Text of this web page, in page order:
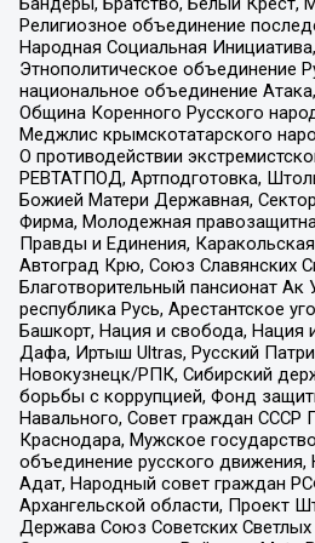
Религиозное объединение
Народная Социальная
Этнополитическое объединение
национальное объединение
Община Коренного Русского
Меджлис крымскотатарского
О противодействии
РЕВТАТПОД, Артподготовка,
Божией Матери Державная,
Фирма, Молодежная
Правды и Единения, Каракольская
Автоград Крю, Союз Славянских
Благотворительный пансионат Ак
республика Русь, Арестантское
Башкорт, Нация и свобода, Нация
Дафа, Иртыш Ultras, Русский
Новокузнецк/РПК, Сибирский
борьбы с коррупцией, Фонд
Навального, Совет граждан СССР
Краснодара, Мужское
объединение русского
Адат, Народный совет граждан
Архангельской области, Проект
Держава Союз Советских